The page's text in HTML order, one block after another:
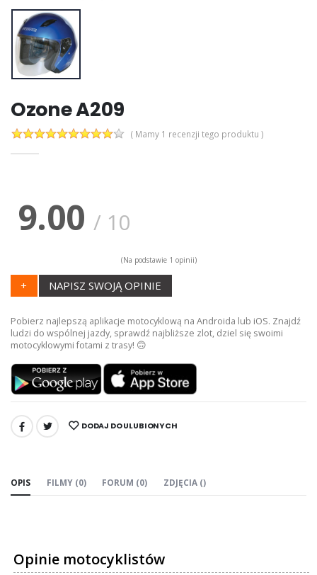
Ozone A209
( Mamy 1 recenzji tego produktu )
9.00 / 10
(Na podstawie 1 opinii)
+ NAPISZ SWOJĄ OPINIE
Pobierz najlepszą aplikacje motocyklową na Androida lub iOS. Znajdź
ludzi do wspólnej jazdy, sprawdź najbliższe zlot, dziel się swoimi
motocyklowymi fotami z trasy! 🙃
UDOSTĘPNIJ: DODAJ DO ULUBIONYCH
OPIS FILMY (0) FORUM (0) ZDJĘCIA ()
Opinie motocyklistów